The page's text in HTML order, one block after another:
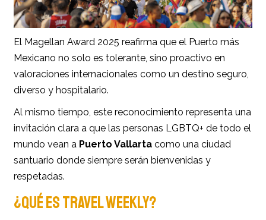
El Magellan Award 2025 reafirma que el Puerto más
Mexicano no solo es tolerante, sino proactivo en
valoraciones internacionales como un destino seguro,
diverso y hospitalario.
Al mismo tiempo, este reconocimiento representa una
invitación clara a que las personas LGBTQ+ de todo el
mundo vean a Puerto Vallarta como una ciudad
santuario donde siempre serán bienvenidas y
respetadas.
¿QUÉ ES TRAVEL WEEKLY?